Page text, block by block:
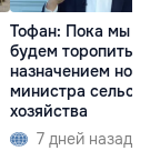
Тофан: Пока мы
будем
назначением
министра
хозяйства
7 дней назад